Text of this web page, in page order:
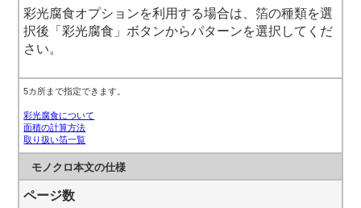
彩光腐食オプションを利用する場合は、箔の種類を選
択後「彩光腐食」ボタンからパターンを選択してくだ
さい。
5カ所まで指定できます。
彩光腐食について
面積の計算方法
取り扱い箔一覧
モノクロ本文の仕様
ページ数